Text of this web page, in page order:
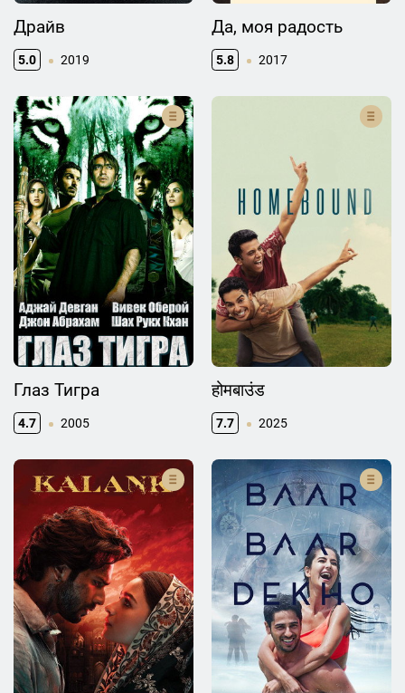
Драйв
5.0 2019
Да, моя радость
5.8 2017
Глаз Тигра
4.7 2005
होमबाउंड
7.7 2025